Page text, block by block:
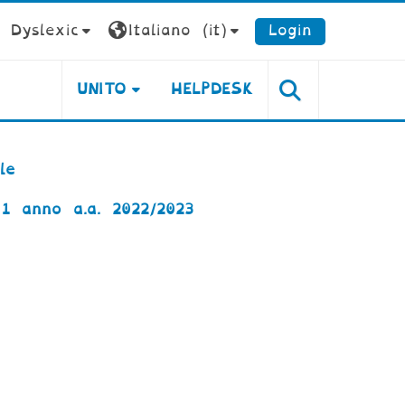
Dyslexic
Italiano ‎(it)‎ Login
UNITO HELPDESK
anno a.a. 2022/2023